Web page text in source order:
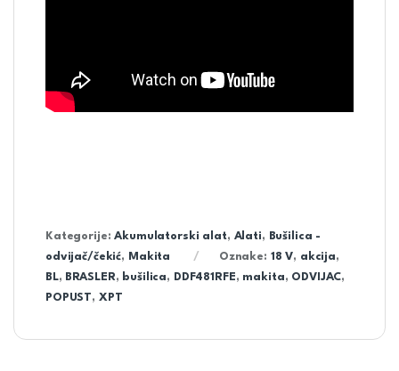
Kategorije:Akumulatorski alat, Alati,
Bušilica -
odvijač/čekić, Makita Oznake: 18 V, akcija,
BL, BRASLER, bušilica, DDF481RFE, makita, ODVIJAC,
POPUST, XPT